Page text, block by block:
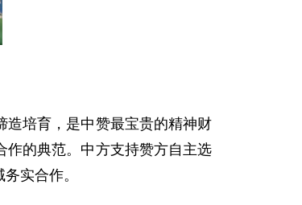
造培育，是中赞最宝贵的精神财
作的典范。中方支持赞方自主选
实合作。